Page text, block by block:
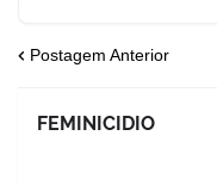
Postagem Anterior
FEMINICIDIO